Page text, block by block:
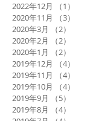
2022年12月 （1）
2020年11月
（3）
2020年3月
（2）
2020年2月
（2）
2020年1月
（2）
2019年12月
（4）
2019年11月
（4）
2019年10月
（4）
2019年9月
（5）
2019年8月
（4）